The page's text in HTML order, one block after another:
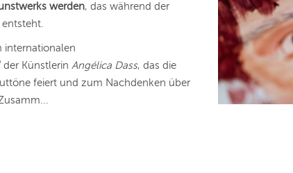
werden, das während der
internationalen
der Künstlerin Angélica Dass, das die
feiert und zum Nachdenken über